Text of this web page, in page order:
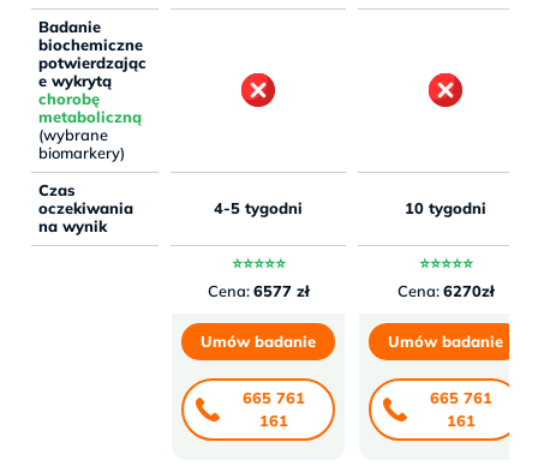
Badanie
biochemiczne
potwierdzając
e wykrytą
chorobę
metaboliczną
(wybrane
biomarkery)
Czas
oczekiwania
na wynik
4-5 tygodni 10 tygodni
⭐⭐⭐⭐⭐
Cena:6577 zł
⭐⭐⭐⭐⭐
Cena:6270zł
Umów badanie
665 761
161
Umów badanie
665 761
161